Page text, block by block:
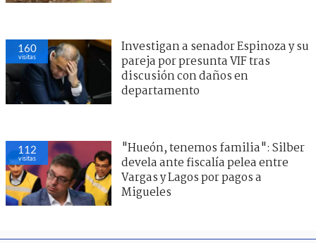
160
visitas
Investigan a senador Espinoza y su
pareja por presunta VIF tras
discusión con daños en
departamento
112
visitas
"Hueón, tenemos familia": Silber
devela ante fiscalía pelea entre
Vargas y Lagos por pagos a
Migueles